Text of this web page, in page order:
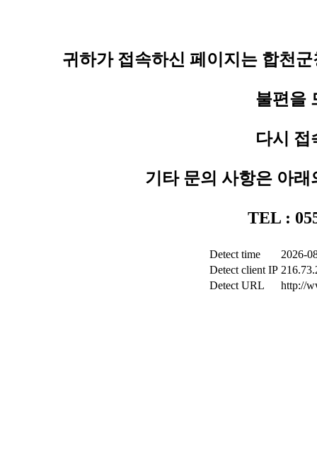
귀하가 접속하신 페이지는 합천
불편을
다시 접
기타 문의 사항은 아
TEL :
Detect time
2026-
Detect client IP
Detect URL
http://